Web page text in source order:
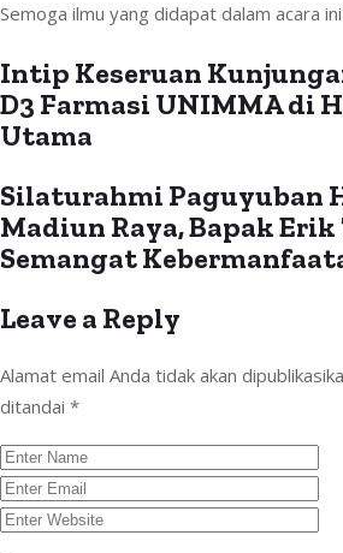
Semoga ilmu yang didapat dalam acara
Intip Keseruan
D3 Farmasi UNIMMA di
Utama
Silaturahmi Paguyuban
Madiun Raya, Bapak
Semangat
Leave a Reply
Alamat email Anda tidak akan
ditandai *